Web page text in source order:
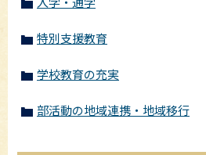
特別支援教育
学校教育の充実
部活動の地域連携・地域移行